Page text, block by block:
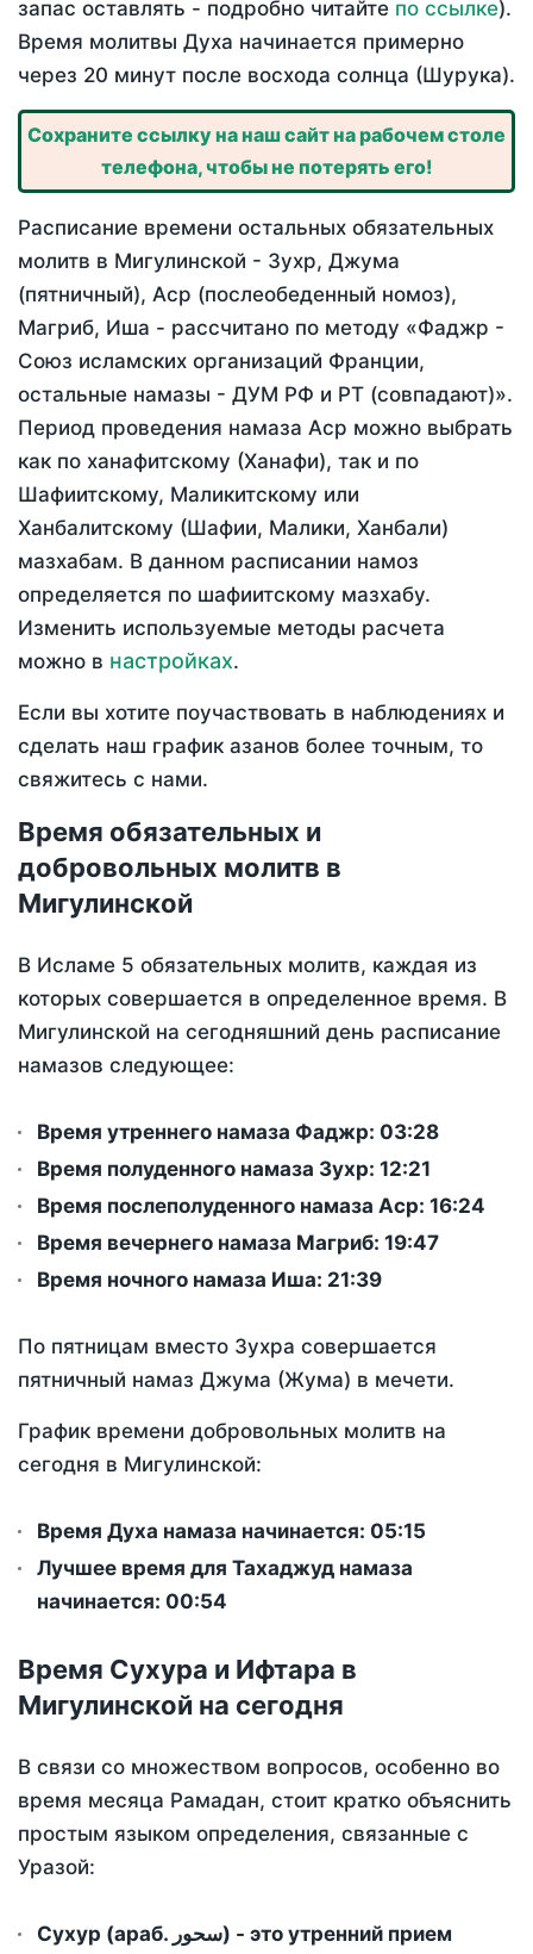
запас оставлять - подробно читайте по ссылке).
Время молитвы Духа начинается примерно
через 20 минут после восхода солнца (Шурука).
Сохраните ссылку на наш сайт на рабочем столе
телефона, чтобы не потерять его!
Расписание времени остальных обязательных
молитв в Мигулинской - Зухр, Джума
(пятничный), Аср (послеобеденный номоз),
Магриб, Иша - рассчитано по методу «Фаджр -
Союз исламских организаций Франции,
остальные намазы - ДУМ РФ и РТ (совпадают)».
Период проведения намаза Аср можно выбрать
как по ханафитскому (Ханафи), так и по
Шафиитскому, Маликитскому или
Ханбалитскому (Шафии, Малики, Ханбали)
мазхабам. В данном расписании намоз
определяется по шафиитскому мазхабу.
Изменить используемые методы расчета
можно в настройках.
Если вы хотите поучаствовать в наблюдениях и
сделать наш график азанов более точным, то
свяжитесь с нами.
Время обязательных и
добровольных молитв в
Мигулинской
В Исламе 5 обязательных молитв, каждая из
которых совершается в определенное время. В
Мигулинской на сегодняшний день расписание
намазов следующее:
Время утреннего намаза Фаджр: 03:28
Время полуденного намаза Зухр: 12:21
Время послеполуденного намаза Аср: 16:24
Время вечернего намаза Магриб: 19:47
Время ночного намаза Иша: 21:39
По пятницам вместо Зухра совершается
пятничный намаз Джума (Жума) в мечети.
График времени добровольных молитв на
сегодня в Мигулинской:
Время Духа намаза начинается: 05:15
Лучшее время для Тахаджуд намаза
начинается: 00:54
Время Сухура и Ифтара в
Мигулинской на сегодня
В связи со множеством вопросов, особенно во
время месяца Рамадан, стоит кратко объяснить
простым языком определения, связанные с
Уразой:
Сухур (араб. سحور) - это утренний прием